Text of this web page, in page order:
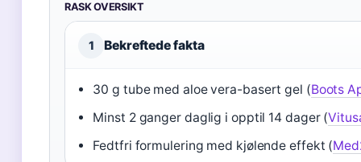
RASK OVERSIKT
1 Bekreftede fakta
30 g tube med aloe vera-basert gel (Boots
Minst 2 ganger daglig i opptil 14 dager (
Fedtfri formulering med kjølende effekt (